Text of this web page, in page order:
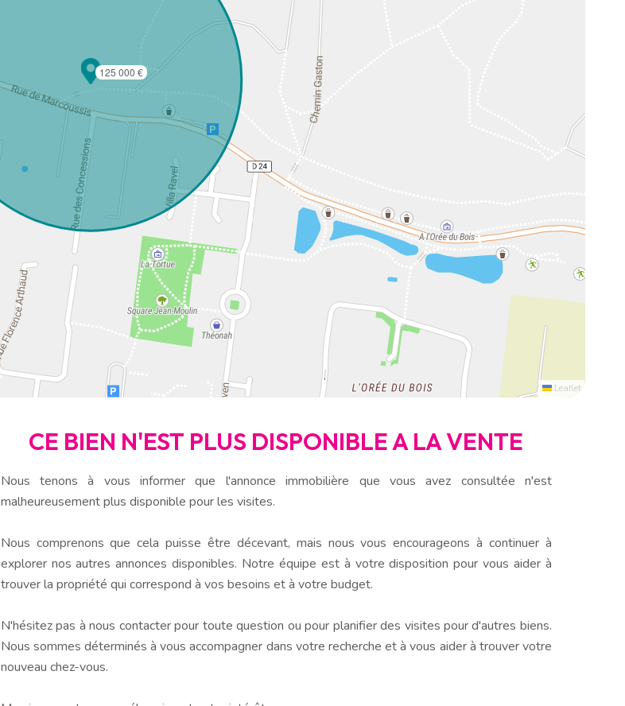
125 000 €
Leaflet
CE BIEN N'EST PLUS DISPONIBLE A LA VENTE
Nous tenons à vous informer que l'annonce immobilière que vous avez consultée n'est
malheureusement plus disponible pour les visites.
Nous comprenons que cela puisse être décevant, mais nous vous encourageons à continuer à
explorer nos autres annonces disponibles. Notre équipe est à votre disposition pour vous aider à
trouver la propriété qui correspond à vos besoins et à votre budget.
N'hésitez pas à nous contacter pour toute question ou pour planifier des visites pour d'autres biens.
Nous sommes déterminés à vous accompagner dans votre recherche et à vous aider à trouver votre
nouveau chez-vous.